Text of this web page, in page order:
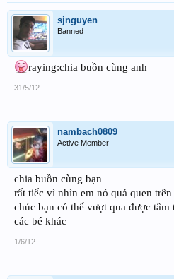
sjnguyen
Banned
raying:chia buồn cùng anh
31/5/12
nambach0809
Active Member
chia buồn cùng bạn
rất tiếc vì nhìn em nó quá quen trên
chúc bạn có thể vượt qua được tâm
các bé khác
1/6/12